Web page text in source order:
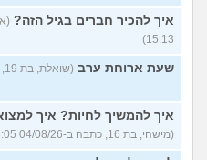
איך להכיר חברים בגיל הזה?
15:13)
שעת ארוחת ערב (שואלת, בת 19, כתבה ב-04/08/26 13:14)
איך להמשיך לחיות? איך
(מישהי, בת 16, כתבה ב-04/08/26 13:05)